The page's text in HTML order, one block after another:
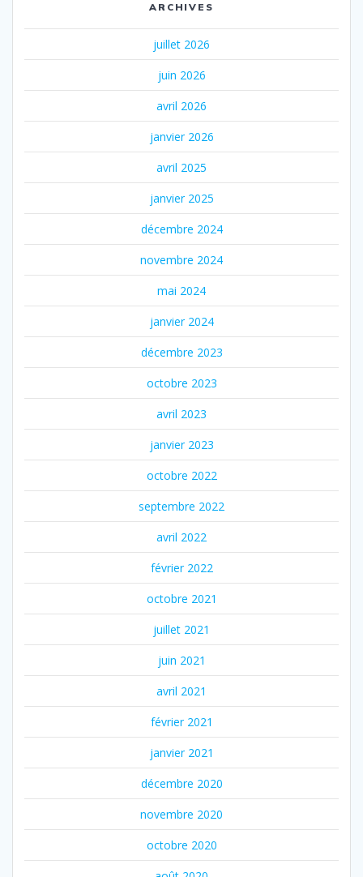
ARCHIVES
juillet 2026
juin 2026
avril 2026
janvier 2026
avril 2025
janvier 2025
décembre 2024
novembre 2024
mai 2024
janvier 2024
décembre 2023
octobre 2023
avril 2023
janvier 2023
octobre 2022
septembre 2022
avril 2022
février 2022
octobre 2021
juillet 2021
juin 2021
avril 2021
février 2021
janvier 2021
décembre 2020
novembre 2020
octobre 2020